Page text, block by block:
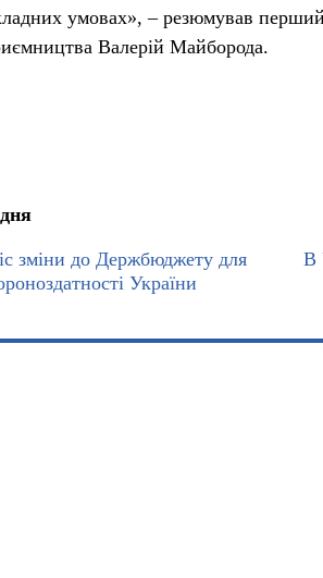
умовах», – резюмував
Валерій Майборода.
зміни до Держбюджету для
України
В